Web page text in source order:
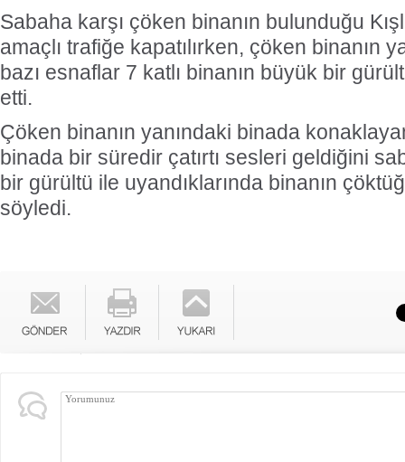
Sabaha karşı çöken binanın bulunduğu
amaçlı trafiğe kapatılırken, çöken binanın
bazı esnaflar 7 katlı binanın büyük bir
etti.
Çöken binanın yanındaki binada
binada bir süredir çatırtı sesleri geldiğini
bir gürültü ile uyandıklarında binanın
söyledi.